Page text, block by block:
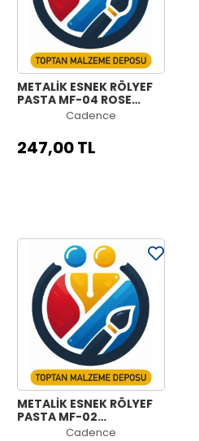
METALİK ESNEK RÖLYEF
PASTA MF-04 ROSE
GOLD 150MLCadence
247,00 TL
METALİK ESNEK RÖLYEF
PASTA MF-02
ŞAMPANYA 150ML
Cadence